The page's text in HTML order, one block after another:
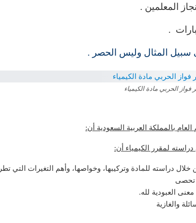
المعلمين .
.
المثال وليس الحصر .
فواز الحربي مادة الكيمياء
بالمملكة العربية السعودية أن:
لمقرر الكيمياء أن:
دراسته للمادة وتركيبها، وخواصها، وأهم التغيرات التي تطرأ
تحصى
العبودية لله.
والغازية